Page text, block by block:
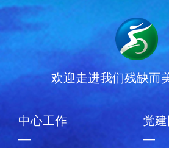
欢迎走进我们残缺而
中心工作
—
党
—